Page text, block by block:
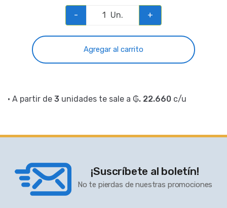
- Un. +
Agregar al carrito
• A partir de 3 unidades te sale a ₲. 22.660 c/u
¡Suscríbete al boletín!
No te pierdas de nuestras promociones